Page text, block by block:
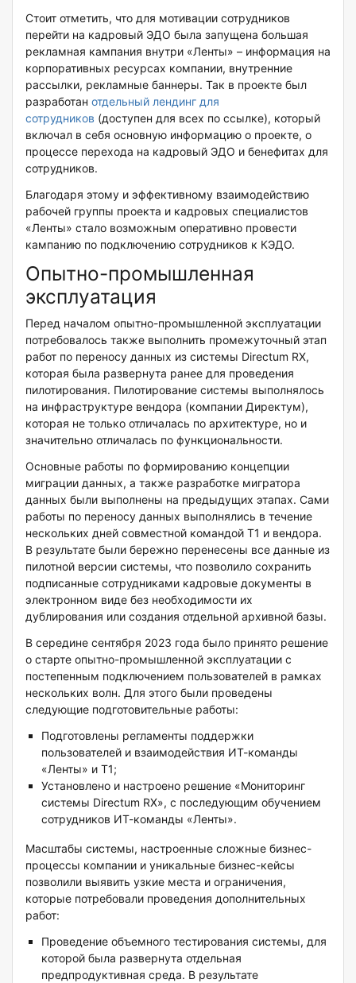
Стоит отметить, что для мотивации сотрудников
перейти на кадровый ЭДО была запущена большая
рекламная кампания внутри «Ленты» – информация на
корпоративных ресурсах компании, внутренние
рассылки, рекламные баннеры. Так в проекте был
разработан отдельный лендинг для
сотрудников (доступен для всех по ссылке), который
включал в себя основную информацию о проекте, о
процессе перехода на кадровый ЭДО и бенефитах для
сотрудников.
Благодаря этому и эффективному взаимодействию
рабочей группы проекта и кадровых специалистов
«Ленты» стало возможным оперативно провести
кампанию по подключению сотрудников к КЭДО.
Опытно-промышленная
эксплуатация
Перед началом опытно-промышленной эксплуатации
потребовалось также выполнить промежуточный этап
работ по переносу данных из системы Directum RX,
которая была развернута ранее для проведения
пилотирования. Пилотирование системы выполнялось
на инфраструктуре вендора (компании Директум),
которая не только отличалась по архитектуре, но и
значительно отличалась по функциональности.
Основные работы по формированию концепции
миграции данных, а также разработке мигратора
данных были выполнены на предыдущих этапах. Сами
работы по переносу данных выполнялись в течение
нескольких дней совместной командой Т1 и вендора.
В результате были бережно перенесены все данные из
пилотной версии системы, что позволило сохранить
подписанные сотрудниками кадровые документы в
электронном виде без необходимости их
дублирования или создания отдельной архивной базы.
В середине сентября 2023 года было принято решение
о старте опытно-промышленной эксплуатации с
постепенным подключением пользователей в рамках
нескольких волн. Для этого были проведены
следующие подготовительные работы:
Подготовлены регламенты поддержки
пользователей и взаимодействия ИТ-команды
«Ленты» и Т1;
Установлено и настроено решение «Мониторинг
системы Directum RX», с последующим обучением
сотрудников ИТ-команды «Ленты».
Масштабы системы, настроенные сложные бизнес-
процессы компании и уникальные бизнес-кейсы
позволили выявить узкие места и ограничения,
которые потребовали проведения дополнительных
работ:
Проведение объемного тестирования системы, для
которой была развернута отдельная
предпродуктивная среда. В результате